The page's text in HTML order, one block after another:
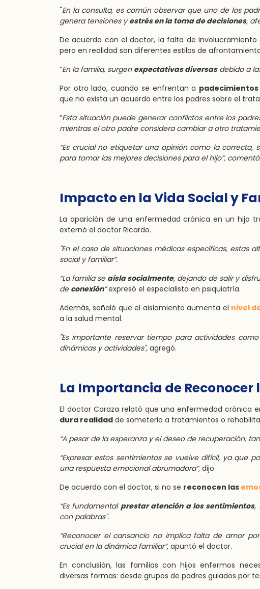
"En la consulta, es común observar que uno de los
genera tensiones yestrés en la toma de decisiones,
De acuerdo con el doctor, la falta de
pero en realidad son diferentes estilos de
“En la familia, surgen expectativas diversasdebido a
Por otro lado, cuando se enfrentan a
que no exista un acuerdo entre los padres sobre el
“Esta situación puede generar conflictos entre los
mientras el otro padre considera cambiar a otro
“Es crucial no etiquetar una opinión como la correcta,
para tomar las mejores decisiones para el hijo”,
Impacto en la Vida Social y
La aparición de una enfermedad crónica en un hijo
externó el doctor Ricardo.
"En el caso de situaciones médicas específicas, estas
social y familiar”.
“La familia se aísla socialmente, dejando de salir y
de conexión”expresó el especialista en psiquiatría.
Además, señaló que el aislamiento aumenta el nivel
a la salud mental.
"Es importante reservar tiempo para actividades
dinámicas y actividades", agregó.
La Importancia de Reconocer
El doctor Caraza relató que una enfermedad crónica
dura realidad de someterlo a tratamientos o
“A pesar de la esperanza y el deseo de recuperación,
“Expresar estos sentimientos se vuelve difícil, ya que
una respuesta emocional abrumadora”, dijo.
De acuerdo con el doctor, si no se reconocen las
“Es fundamental prestar atención a los sentimientos,
con palabras".
“Reconocer el cansancio no implica falta de amor
crucial en la dinámica familiar”, apuntó el doctor.
En conclusión, las familias con hijos enfermos
diversas formas: desde grupos de padres guiados por